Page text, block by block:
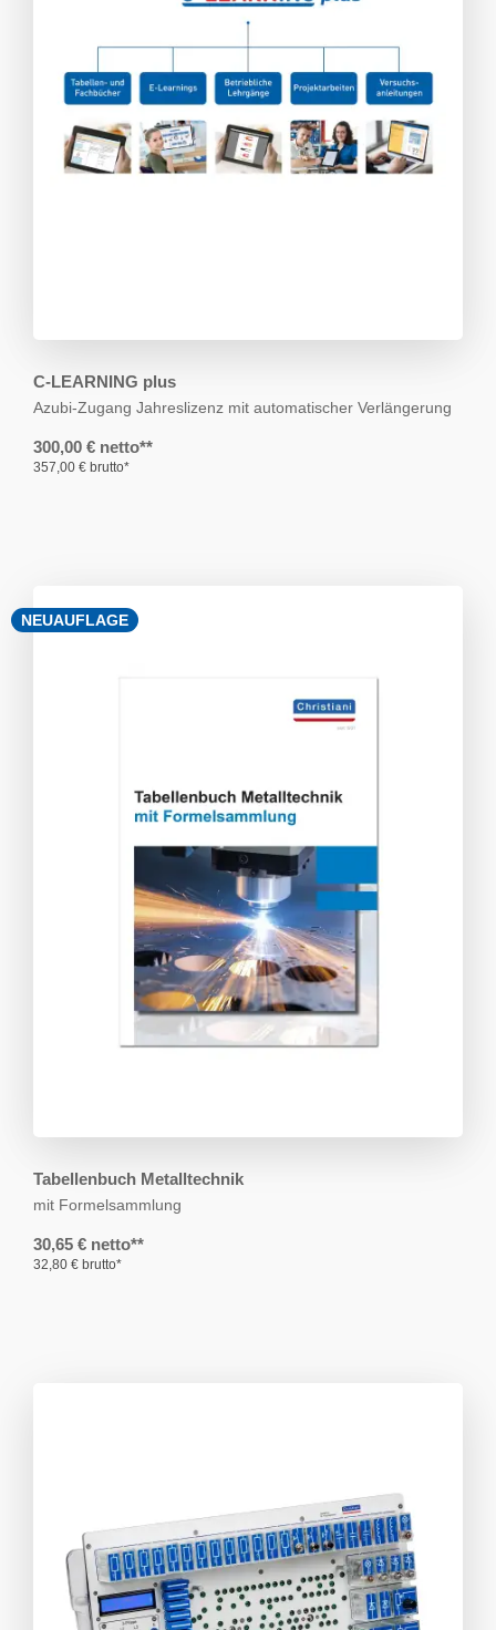
C-LEARNING plus
Azubi-Zugang Jahreslizenz mit automatischer Verlängerung
300,00 € netto**
357,00 € brutto*
NEUAUFLAGE
Tabellenbuch Metalltechnik
mit Formelsammlung
30,65 € netto**
32,80 € brutto*